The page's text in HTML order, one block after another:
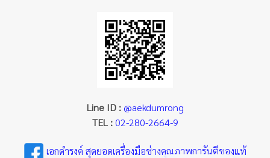
Line ID : @aekdumrong
TEL : 02-280-2664-9
เอกดำรงค์ สุดยอดเครื่องมือช่างคุณภาพการันตีของแท้